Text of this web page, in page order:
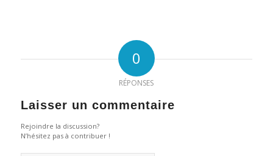
0
RÉPONSES
Laisser un commentaire
Rejoindre la discussion?
N’hésitez pas à contribuer !